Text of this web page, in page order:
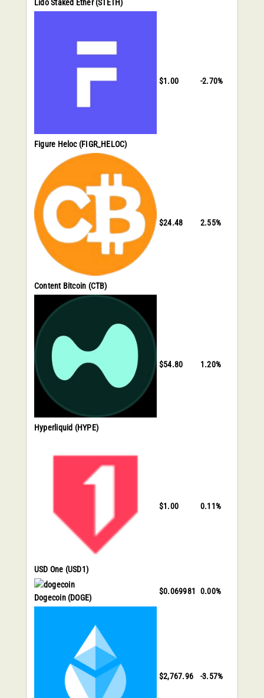
Lido Staked Ether (STETH)
Figure Heloc (FIGR_HELOC)
$1.00 -2.70%
Content Bitcoin (CTB)
$24.48 2.55%
Hyperliquid (HYPE)
$54.80 1.20%
USD One (USD1)
$1.00 0.11%
Dogecoin (DOGE)
$0.069981 0.00%
$2,767.96 -3.57%